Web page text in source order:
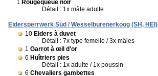
1 Rougequeue noir
Détail : 1x mâle adulte
Eidersperrwerk Süd / Wesselburenerkoog (SH, HEI)
10 Eiders à duvet
Détail : 7x type femelle / 3x mâles
1 Garrot à œil d'or
6 Huîtriers pies
Détail : 1x adulte / 1x poussin
6 Chevaliers gambettes